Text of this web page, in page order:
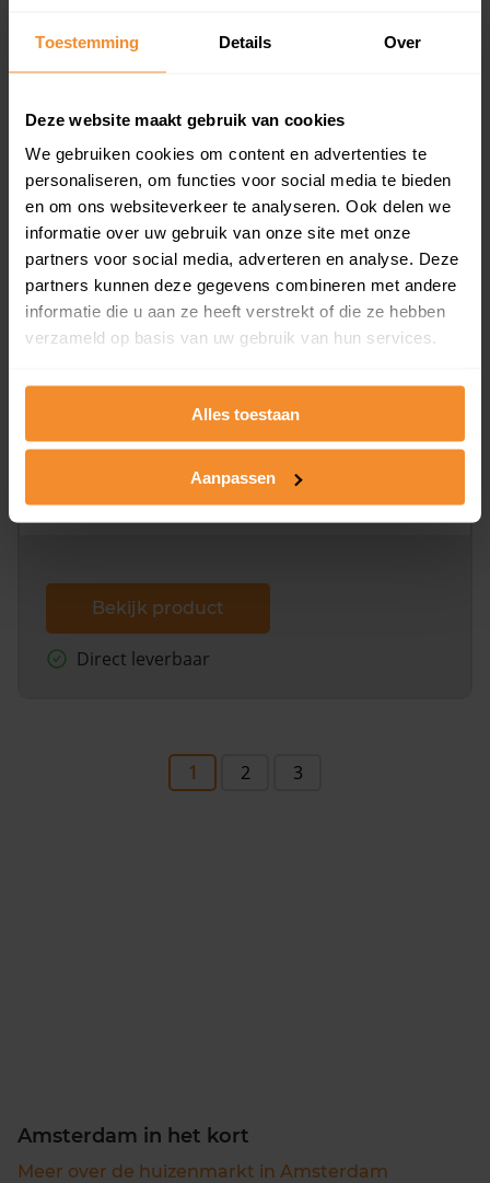
Toestemming Details Over
Deze website maakt gebruik van cookies
We gebruiken cookies om content en advertenties te
personaliseren, om functies voor social media te bieden
en om ons websiteverkeer te analyseren. Ook delen we
informatie over uw gebruik van onze site met onze
partners voor social media, adverteren en analyse. Deze
partners kunnen deze gegevens combineren met andere
informatie die u aan ze heeft verstrekt of die ze hebben
verzameld op basis van uw gebruik van hun services.
Alles toestaan
Aanpassen
en koopdatum) binnen een postcodegebied. Dit
koopsommen.
Bekijk product
Direct leverbaar
Kadastrale kaart pakket
Alleen globale ligging perceel
omliggende percelen met de kadastrale erfgrenzen,
Bekijk product
Direct leverbaar
1 2 3
Amsterdam in het kort
Meer over de huizenmarkt in Amsterdam